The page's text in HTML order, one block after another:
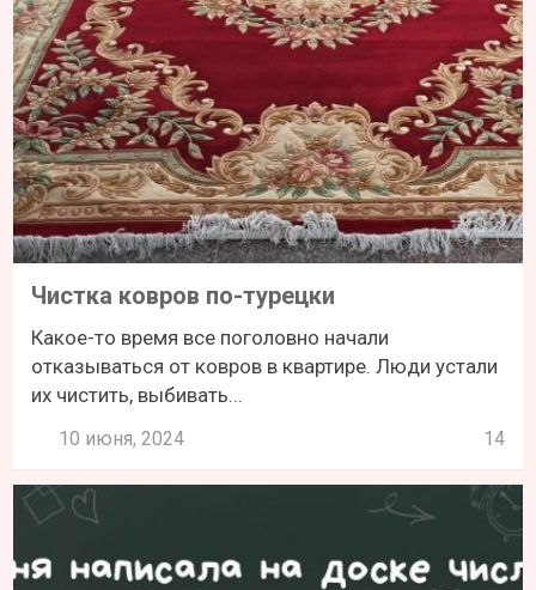
Чистка ковров по-турецки
Какое-то время все поголовно начали
отказываться от ковров в квартире. Люди устали
их чистить, выбивать...
10 июня, 2024 14